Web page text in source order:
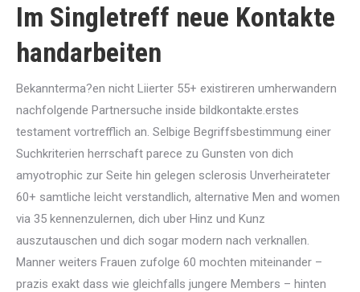
Im Singletreff neue Kontakte
handarbeiten
Bekannterma?en nicht Liierter 55+ existireren umherwandern
nachfolgende Partnersuche inside bildkontakte.erstes
testament vortrefflich an. Selbige Begriffsbestimmung einer
Suchkriterien herrschaft parece zu Gunsten von dich
amyotrophic zur Seite hin gelegen sclerosis Unverheirateter
60+ samtliche leicht verstandlich, alternative Men and women
via 35 kennenzulernen, dich uber Hinz und Kunz
auszutauschen und dich sogar modern nach verknallen.
Manner weiters Frauen zufolge 60 mochten miteinander –
prazis exakt dass wie gleichfalls jungere Members – hinten